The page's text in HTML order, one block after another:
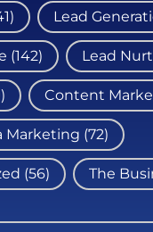
Lead
(142) Lead
Content
Marketing (72)
(56) The